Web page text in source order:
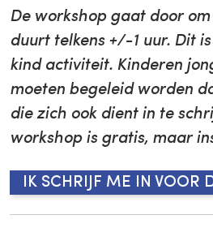
De workshop gaat door om
duurt telkens +/-1 uur. Dit
kind activiteit. Kinderen
moeten begeleid worden
die zich ook dient in te
workshop is gratis, maar
IK SCHRIJF ME IN VOOR